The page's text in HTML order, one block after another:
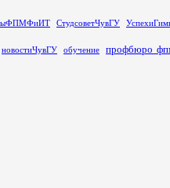
СтудсоветЧувГУ
новостиЧувГУ обучение